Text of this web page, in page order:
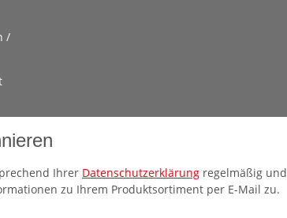
/
Ihrer Datenschutzerklärung regelmäßig und
zu Ihrem Produktsortiment per E-Mail zu.